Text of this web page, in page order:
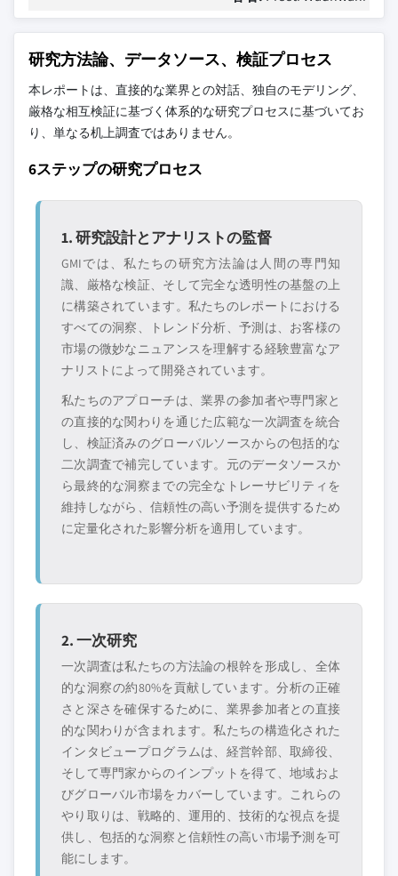
研究方法論、データソース、検証プロセス
本レポートは、直接的な業界との対話、独自のモデリング、
厳格な相互検証に基づく体系的な研究プロセスに基づいてお
り、単なる机上調査ではありません。
6ステップの研究プロセス
1. 研究設計とアナリストの監督
GMIでは、私たちの研究方法論は人間の専門知
識、厳格な検証、そして完全な透明性の基盤の上
に構築されています。私たちのレポートにおける
すべての洞察、トレンド分析、予測は、お客様の
市場の微妙なニュアンスを理解する経験豊富なア
ナリストによって開発されています。
私たちのアプローチは、業界の参加者や専門家と
の直接的な関わりを通じた広範な一次調査を統合
し、検証済みのグローバルソースからの包括的な
二次調査で補完しています。元のデータソースか
ら最終的な洞察までの完全なトレーサビリティを
維持しながら、信頼性の高い予測を提供するため
に定量化された影響分析を適用しています。
2. 一次研究
一次調査は私たちの方法論の根幹を形成し、全体
的な洞察の約80%を貢献しています。分析の正確
さと深さを確保するために、業界参加者との直接
的な関わりが含まれます。私たちの構造化された
インタビュープログラムは、経営幹部、取締役、
そして専門家からのインプットを得て、地域およ
びグローバル市場をカバーしています。これらの
やり取りは、戦略的、運用的、技術的な視点を提
供し、包括的な洞察と信頼性の高い市場予測を可
能にします。